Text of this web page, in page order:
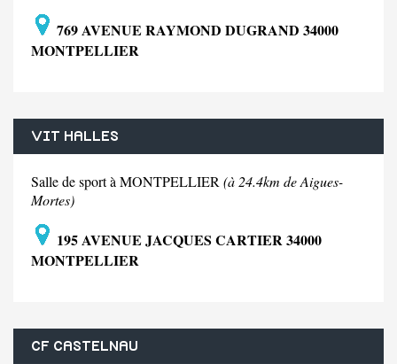
769 AVENUE RAYMOND DUGRAND 34000
MONTPELLIER
VIT HALLES
Salle de sport à MONTPELLIER (à 24.4km de Aigues-
Mortes)
195 AVENUE JACQUES CARTIER 34000
MONTPELLIER
CF CASTELNAU